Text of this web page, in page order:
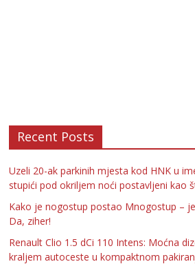
Recent Posts
Uzeli 20-ak parkinih mjesta kod HNK u
stupići pod okriljem noći postavljeni kao
Kako je nogostup postao Mnogostup –
Da, ziher!
Renault Clio 1.5 dCi 110 Intens: Moćna
kraljem autoceste u kompaktnom